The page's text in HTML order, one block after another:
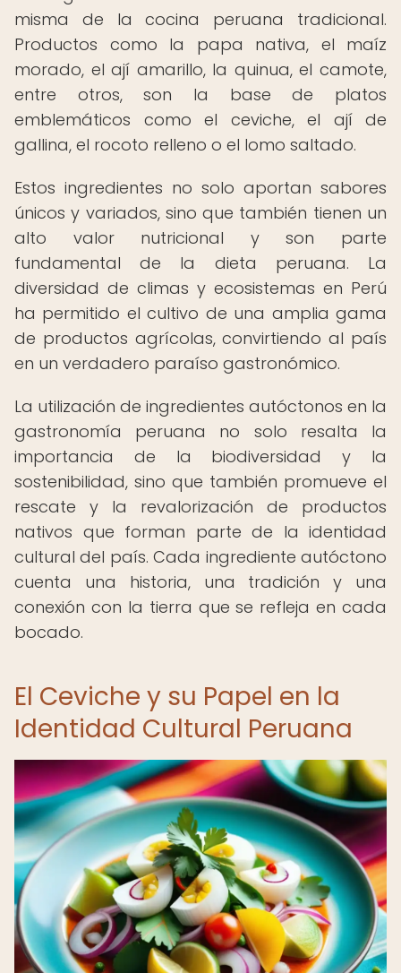
misma de la cocina peruana tradicional.
Productos como la papa nativa, el maíz
morado, el ají amarillo, la quinua, el camote,
entre otros, son la base de platos
emblemáticos como el ceviche, el ají de
gallina, el rocoto relleno o el lomo saltado.
Estos ingredientes no solo aportan sabores
únicos y variados, sino que también tienen un
alto valor nutricional y son parte
fundamental de la dieta peruana. La
diversidad de climas y ecosistemas en Perú
ha permitido el cultivo de una amplia gama
de productos agrícolas, convirtiendo al país
en un verdadero paraíso gastronómico.
La utilización de ingredientes autóctonos en la
gastronomía peruana no solo resalta la
importancia de la biodiversidad y la
sostenibilidad, sino que también promueve el
rescate y la revalorización de productos
nativos que forman parte de la identidad
cultural del país. Cada ingrediente autóctono
cuenta una historia, una tradición y una
conexión con la tierra que se refleja en cada
bocado.
El Ceviche y su Papel en la
Identidad Cultural Peruana